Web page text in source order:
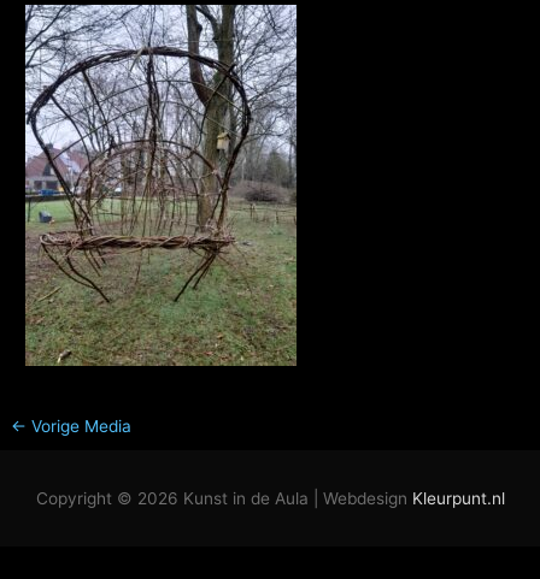
← Vorige Media
Copyright © 2026 Kunst in de Aula | Webdesign Kleurpunt.nl